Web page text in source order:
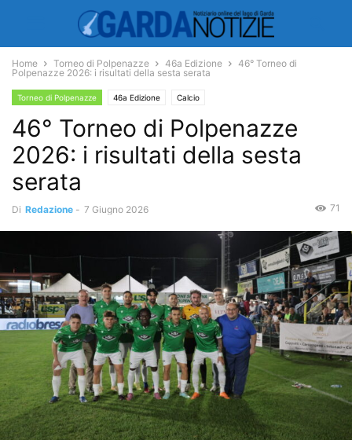
Home Torneo di Polpenazze 46a Edizione
46° Torneo di
Polpenazze 2026: i risultati della sesta serata
Torneo di Polpenazze 46a Edizione Calcio
46° Torneo di Polpenazze
2026: i risultati della sesta
serata
Di Redazione - 7 Giugno 2026 71